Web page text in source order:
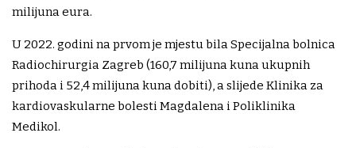
milijuna eura.
U 2022. godini na prvom je mjestu bila Specijalna bolnica
Radiochirurgia Zagreb (160,7 milijuna kuna ukupnih
prihoda i 52,4 milijuna kuna dobiti), a slijede Klinika za
kardiovaskularne bolesti Magdalena i Poliklinika
Medikol.